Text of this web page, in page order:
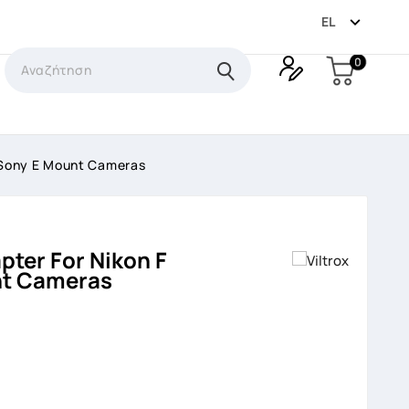
EL 
0
E Mount Cameras
For Nikon F
Cameras